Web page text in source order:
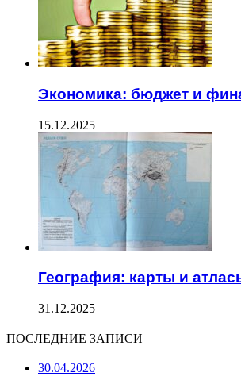
Экономика: бюджет и
15.12.2025
География: карты и
31.12.2025
ПОСЛЕДНИЕ ЗАПИСИ
30.04.2026